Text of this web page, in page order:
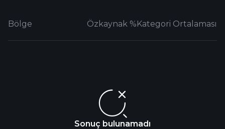
Bölge Özkaynak %Kategori Ortalaması
Sonuç bulunamadı